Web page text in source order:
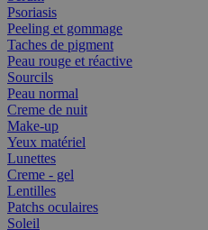
Psoriasis
Peeling et gommage
Taches de pigment
Peau rouge et réactive
Sourcils
Peau normal
Creme de nuit
Make-up
Yeux matériel
Lunettes
Creme - gel
Lentilles
Patchs oculaires
Soleil